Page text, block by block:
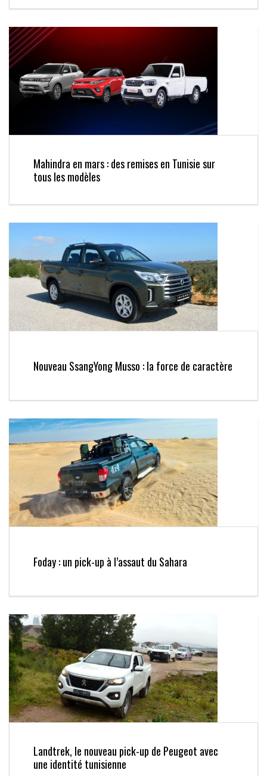
Mahindra en mars : des remises en Tunisie sur
tous les modèles
Nouveau SsangYong Musso : la force de caractère
Foday : un pick-up à l’assaut du Sahara
Landtrek, le nouveau pick-up de Peugeot avec
une identité tunisienne